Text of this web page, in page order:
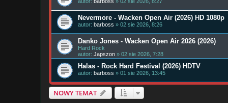
Nevermore - Wacken Open Air (2026) HD 1080p
autor: barboss » 02 sie 2026, 8:26
Danko Jones - Wacken Open Air 2026 (2026)
Hard Rock
autor: Japszon » 02 sie 2026, 7:28
Halas - Rock Hard Festival (2026) HDTV
autor: barboss » 01 sie 2026, 13:45
NOWY TEMAT